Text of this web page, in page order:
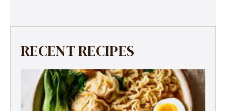
RECENT RECIPES